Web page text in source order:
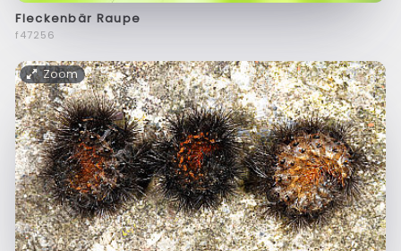
Fleckenbär Raupe
f47256
Zoom